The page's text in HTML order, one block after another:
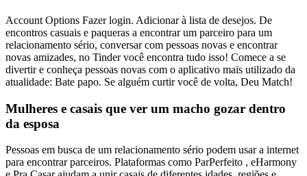
Account Options Fazer login. Adicionar à lista de desejos. De
encontros casuais e paqueras a encontrar um parceiro para um
relacionamento sério, conversar com pessoas novas e encontrar
novas amizades, no Tinder você encontra tudo isso! Comece a se
divertir e conheça pessoas novas com o aplicativo mais utilizado da
atualidade: Bate papo. Se alguém curtir você de volta, Deu Match!
Mulheres e casais que ver um macho gozar dentro
da esposa
Pessoas em busca de um relacionamento sério podem usar a internet
para encontrar parceiros. Plataformas como ParPerfeito , eHarmony